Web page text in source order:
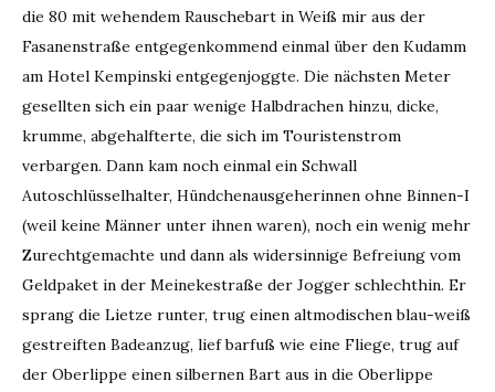
die 80 mit wehendem Rauschebart in Weiß mir aus der
Fasanenstraße entgegenkommend einmal über den Kudamm
am Hotel Kempinski entgegenjoggte. Die nächsten Meter
gesellten sich ein paar wenige Halbdrachen hinzu, dicke,
krumme, abgehalfterte, die sich im Touristenstrom
verbargen. Dann kam noch einmal ein Schwall
Autoschlüsselhalter, Hündchenausgeherinnen ohne Binnen-I
(weil keine Männer unter ihnen waren), noch ein wenig mehr
Zurechtgemachte und dann als widersinnige Befreiung vom
Geldpaket in der Meinekestraße der Jogger schlechthin. Er
sprang die Lietze runter, trug einen altmodischen blau-weiß
gestreiften Badeanzug, lief barfuß wie eine Fliege, trug auf
der Oberlippe einen silbernen Bart aus in die Oberlippe